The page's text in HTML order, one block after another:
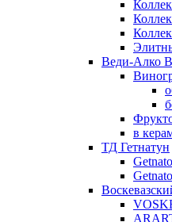
Веди-Алко
в
ТД Гетнатун